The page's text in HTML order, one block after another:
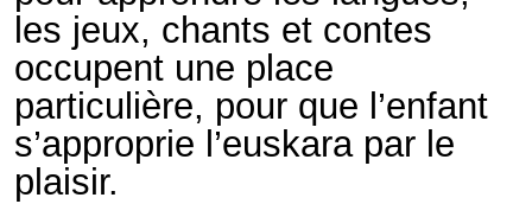
les jeux, chants et contes
occupent une place
particulière, pour que l’enfant
s’approprie l’euskara par le
plaisir.